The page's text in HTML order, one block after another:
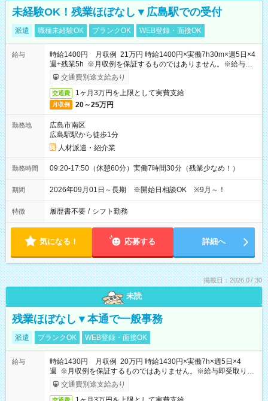
未経験OK！残業ほぼなし▼広島駅での受付
派遣 職種未経験OK ブランクOK WEB登録・面接OK
給与
時給1400円 月収例 21万円 時給1400円×実働7h30m×週5日×4
週+残業5h ※月収例を保証するものではありません。※給与即
受取りサービス利用可（利用条件有）
交通費別途支給あり
交通費 1ヶ月3万円を上限として実費支給
月収例 20～25万円
勤務地
広島市南区
広島駅駅から徒歩1分
人材派遣・紹介業
勤務時間 09:20-17:50（休憩60分）実働7時間30分（残業少なめ！）
期間 2026年09月01日～長期 ※開始日相談OK ※9月～！
特徴 履歴書不要 / シフト勤務
気になる！ 応募する 詳細へ
掲載日：2026.07.30
未読
残業ほぼなし▼本通で一般事務
派遣 ブランクOK WEB登録・面接OK
給与
時給1430円 月収例 20万円 時給1430円×実働7h×週5日×4
週 ※月収例を保証するものではありません。※給与即受取りサ
ービス利用可（利用条件有）
交通費別途支給あり